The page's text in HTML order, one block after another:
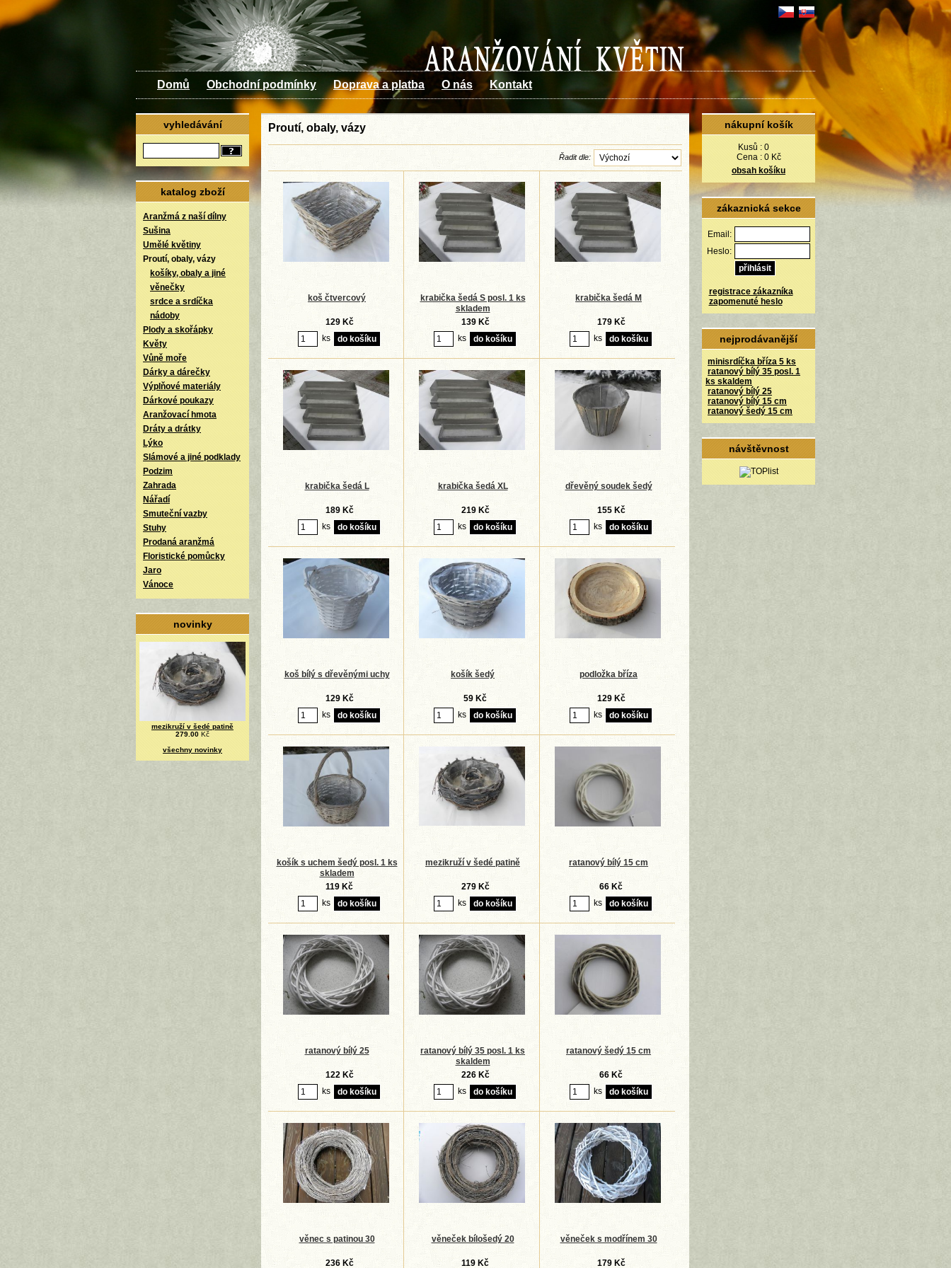
Domů Obchodní podmínky Doprava a platba O nás Kontakt
vyhledávání
katalog zboží
Aranžmá z naší dílny
Sušina
Umělé květiny
Proutí, obaly, vázy
košíky, obaly a jiné
věnečky
srdce a srdíčka
nádoby
Plody a skořápky
Květy
Vůně moře
Dárky a dárečky
Výplňové materiály
Dárkové poukazy
Aranžovací hmota
Dráty a drátky
Lýko
Slámové a jiné podklady
Podzim
Zahrada
Nářadí
Smuteční vazby
Stuhy
Prodaná aranžmá
Floristické pomůcky
Jaro
Vánoce
novinky
mezikruží v šedé patině
279.00 Kč
všechny novinky
nákupní košík
Kusů : 0
Cena : 0 Kč
obsah košíku
zákaznická sekce
Email:
Heslo:
registrace zákazníka
zapomenuté heslo
nejprodávanější
minisrdíčka bříza 5 ks
ratanový bílý 35 posl. 1
ks skaldem
ratanový bílý 25
ratanový bílý 15 cm
ratanový šedý 15 cm
návštěvnost
Proutí, obaly, vázy
Řadit dle:
koš čtvercový
129 Kč
ks
krabička šedá S posl. 1 ks
skladem
139 Kč
ks
krabička šedá M
179 Kč
ks
krabička šedá L
189 Kč
ks
krabička šedá XL
219 Kč
ks
dřevěný soudek šedý
155 Kč
ks
koš bílý s dřevěnými uchy
129 Kč
ks
košík šedý
59 Kč
ks
podložka bříza
129 Kč
ks
košík s uchem šedý posl. 1 ks
skladem
119 Kč
ks
mezikruží v šedé patině
279 Kč
ks
ratanový bílý 15 cm
66 Kč
ks
ratanový bílý 25
122 Kč
ks
ratanový bílý 35 posl. 1 ks
skaldem
226 Kč
ks
ratanový šedý 15 cm
66 Kč
ks
věnec s patinou 30
236 Kč
věneček bílošedý 20
119 Kč
věneček s modřínem 30
179 Kč